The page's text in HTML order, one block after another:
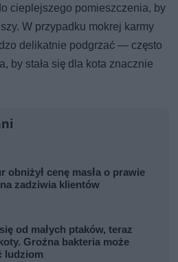
cieplejszego pomieszczenia, by
W przypadku mokrej karmy
delikatnie podgrzać — często
by stała się dla kota znacznie
obniżył cenę masła o prawie
zadziwia klientów
od małych ptaków, teraz
Groźna bakteria może
ludziom